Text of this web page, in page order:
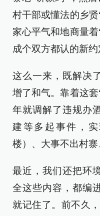
村干部或懂法的乡
家心平气和地商量
成个双方都认的新约
这么一来，既解决
增了和气。靠着这
年就调解了违规办
建等多起事件，
楼）、大事不出村寨
最近，我们还把环
全这些内容，都编
就记住了。前不久